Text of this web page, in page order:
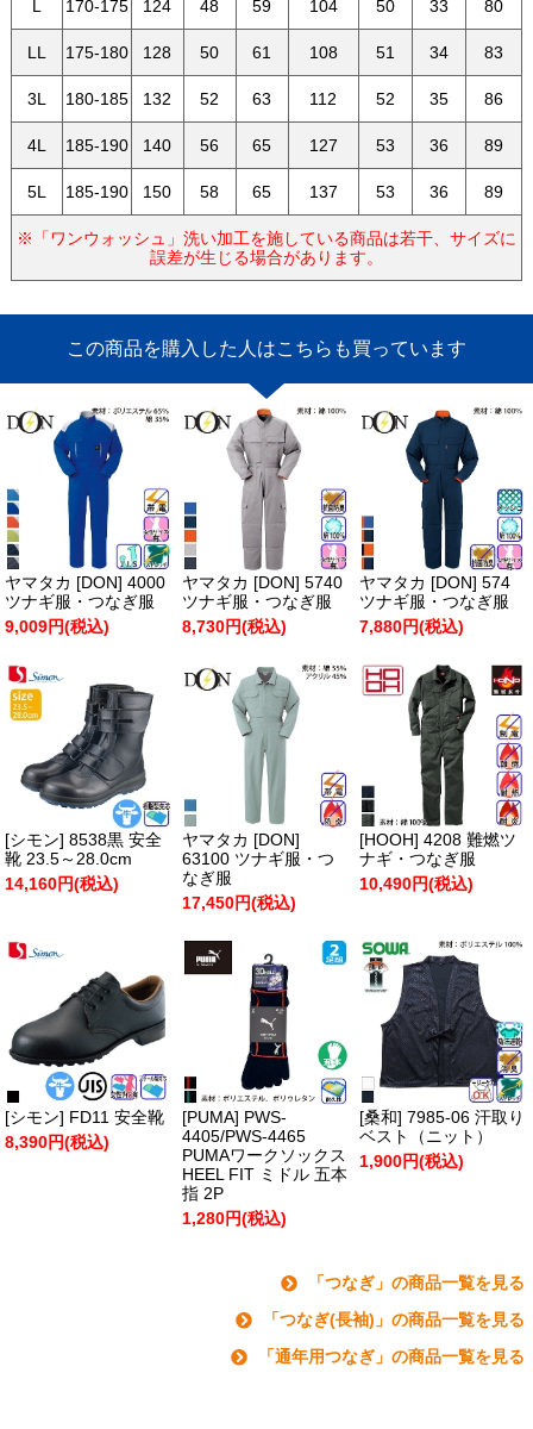
L 170-175 124 48 59 104 50 33 80
LL 175-180 128 50 61 108 51 34 83
3L 180-185 132 52 63 112 52 35 86
4L 185-190 140 56 65 127 53 36 89
5L 185-190 150 58 65 137 53 36 89
※「ワンウォッシュ」洗い加工を施している商品は若干、サイズに
誤差が生じる場合があります。
この商品を購入した人はこちらも買っています
ヤマタカ [DON] 4000
ツナギ服・つなぎ服
9,009円(税込)
ヤマタカ [DON] 5740
ツナギ服・つなぎ服
8,730円(税込)
ヤマタカ [DON] 574
ツナギ服・つなぎ服
7,880円(税込)
[シモン] 8538黒 安全
靴 23.5～28.0cm
14,160円(税込)
ヤマタカ [DON]
63100 ツナギ服・つ
なぎ服
17,450円(税込)
[HOOH] 4208 難燃ツ
ナギ・つなぎ服
10,490円(税込)
[シモン] FD11 安全靴
8,390円(税込)
[PUMA] PWS-
4405/PWS-4465
PUMAワークソックス
HEEL FIT ミドル 五本
指 2P
1,280円(税込)
[桑和] 7985-06 汗取り
ベスト（ニット）
1,900円(税込)
「つなぎ」の商品一覧を見る
「つなぎ(長袖)」の商品一覧を見る
「通年用つなぎ」の商品一覧を見る